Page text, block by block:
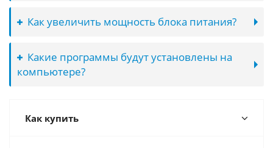
Как увеличить мощность блока питания?
Какие программы будут установлены на
компьютере?
Как купить